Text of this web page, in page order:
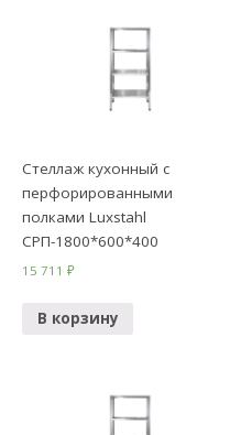
Стеллаж кухонный с
перфорированными
полками Luxstahl
СРП-1800*600*400
15 711₽
В корзину